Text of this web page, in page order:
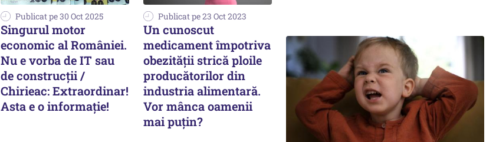
Publicat pe 30 Oct 2025
Singurul motor
economic al României.
Nu e vorba de IT sau
de construcții /
Chirieac: Extraordinar!
Asta e o informație!
Publicat pe 23 Oct 2023
Un cunoscut
medicament împotriva
obezității strică ploile
producătorilor din
industria alimentară.
Vor mânca oamenii
mai puțin?